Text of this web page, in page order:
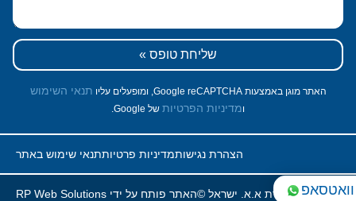
שליחת טופס »
האתר מוגן באמצעות Google reCAPTCHA, ומופעלים עליו תנאי השימוש
ומדיניות הפרטיות של Google.
תנאי שימוש באתרמדיניות פרטיותהצהרת נגישות
האתר פותח על ידי RP Web Solutionsשמורות לאגודת א.א. ישראל ©
וואטסאפ